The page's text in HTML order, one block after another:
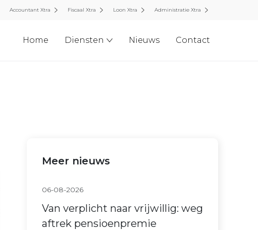
Accountant Xtra Fiscaal Xtra Loon Xtra Administratie Xtra
Home Diensten Nieuws Contact
Meer nieuws
06-08-2026
Van verplicht naar vrijwillig: weg
aftrek pensioenpremie